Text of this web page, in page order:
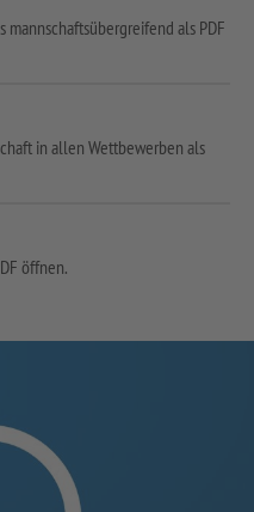
als PDF
in allen Wettbewerben als
öffnen.